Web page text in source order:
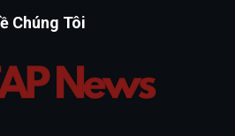
Chúng Tôi